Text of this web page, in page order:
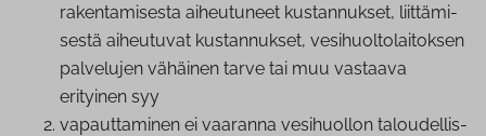
ra­ken­ta­mi­ses­ta aiheutuneet kus­tan­nuk­set, liit­tä­mi­
ses­tä aiheutuvat kus­tan­nuk­set, ve­si­huol­to­lai­tok­sen
palvelujen vähäinen tarve tai muu vastaava
erityinen syy
va­paut­ta­mi­nen ei vaaranna vesihuollon ta­lou­del­lis­